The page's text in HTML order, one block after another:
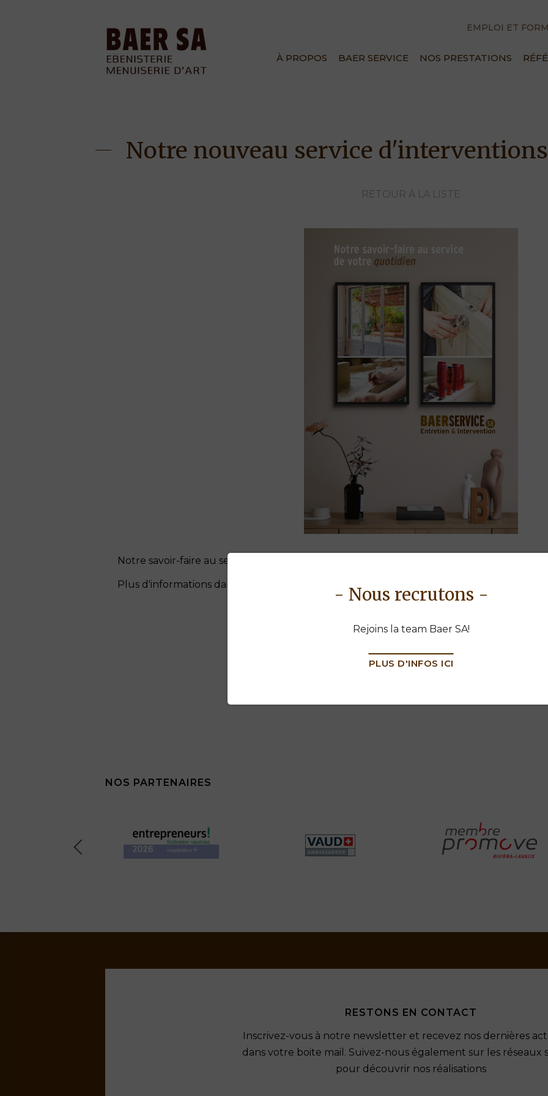
- Nous recrutons -
Rejoins la team Baer SA!
PLUS D'INFOS ICI
EMPLOI ET
À PROPOS BAER SERVICE NOS PRESTATIONS
Notre nouveau service
RETOUR À LA LISTE
Notre savoir-faire au service de votre quotidien, pour tous vos petits travaux
Plus d'informations dans la rubrique Baer Service
NOS PARTENAIRES
Previous
RESTONS EN CONTACT
Inscrivez-vous à notre newsletter et recevez nos dernières
dans votre boite mail. Suivez-nous également sur les réseaux
pour découvrir nos réalisations